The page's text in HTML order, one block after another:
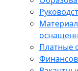
Платные